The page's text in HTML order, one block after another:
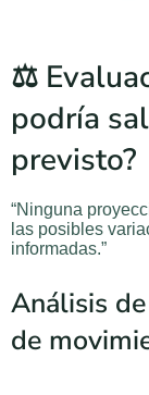
⚖️
podría
previsto?
“Ninguna
las posibles
informadas.”
Análisis
de